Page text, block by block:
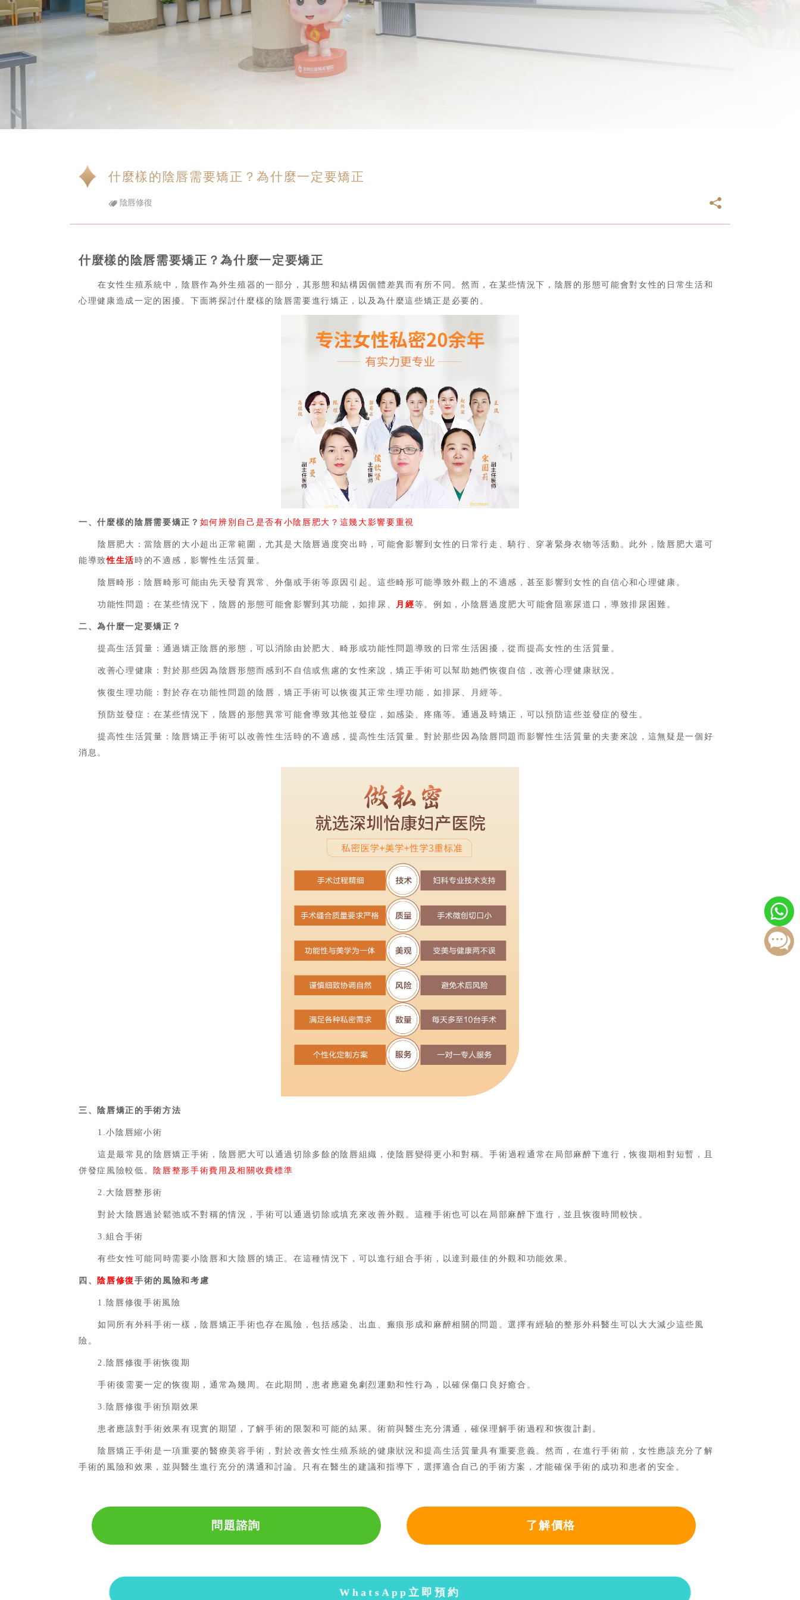
什麼樣的陰唇需要矯正？為什麼一定要矯正
陰唇修復
什麼樣的陰唇需要矯正？為什麼一定要矯正
在女性生殖系統中，陰唇作為外生殖器的一部分，其形態和結構因個體差異而有所不同。然而，在某些情況下，陰唇的形態可能會對女性的日常生活和
心理健康造成一定的困擾。下面將探討什麼樣的陰唇需要進行矯正，以及為什麼這些矯正是必要的。
一、什麼樣的陰唇需要矯正？ 如何辨別自己是否有小陰唇肥大？這幾大影響要重視
陰唇肥大：當陰唇的大小超出正常範圍，尤其是大陰唇過度突出時，可能會影響到女性的日常行走、騎行、穿著緊身衣物等活動。此外，陰唇肥大還可
能導致性生活 時的不適感，影響性生活質量。
陰唇畸形：陰唇畸形可能由先天發育異常、外傷或手術等原因引起。這些畸形可能導致外觀上的不適感，甚至影響到女性的自信心和心理健康。
功能性問題：在某些情況下，陰唇的形態可能會影響到其功能，如排尿、 月經等。例如，小陰唇過度肥大可能會阻塞尿道口，導致排尿困難。
二、為什麼一定要矯正？
提高生活質量：通過矯正陰唇的形態，可以消除由於肥大、畸形或功能性問題導致的日常生活困擾，從而提高女性的生活質量。
改善心理健康：對於那些因為陰唇形態而感到不自信或焦慮的女性來說，矯正手術可以幫助她們恢復自信，改善心理健康狀況。
恢復生理功能：對於存在功能性問題的陰唇，矯正手術可以恢復其正常生理功能，如排尿、月經等。
預防並發症：在某些情況下，陰唇的形態異常可能會導致其他並發症，如感染、疼痛等。通過及時矯正，可以預防這些並發症的發生。
提高性生活質量：陰唇矯正手術可以改善性生活時的不適感，提高性生活質量。對於那些因為陰唇問題而影響性生活質量的夫妻來說，這無疑是一個好
消息。
三、陰唇矯正的手術方法
1.小陰唇縮小術
這是最常見的陰唇矯正手術， 陰唇肥大可以 通過切除多餘的陰唇組織，使陰唇變得更小和對稱。手術過程通常在局部麻醉下進行，恢復期相對短暫，且
併發症風險較低。
陰唇整形手術費用及相關收費標準
2.大陰唇整形術
對於大陰唇過於鬆弛或不對稱的情況，手術可以通過切除或填充來改善外觀。這種手術也可以在局部麻醉下進行，並且恢復時間較快。
3.組合手術
有些女性可能同時需要小陰唇和大陰唇的矯正。在這種情況下，可以進行組合手術，以達到最佳的外觀和功能效果。
四、 陰唇修復手術的風險和考慮
1.陰唇修復手術風險
如同所有外科手術一樣，陰唇矯正手術也存在風險，包括感染、出血、瘢痕形成和麻醉相關的問題。選擇有經驗的整形外科醫生可以大大減少這些風
險。
2. 陰唇修復手術恢復期
手術後需要一定的恢復期，通常為幾周。在此期間，患者應避免劇烈運動和性行為，以確保傷口良好癒合。
3. 陰唇修復手術預期效果
患者應該對手術效果有現實的期望，了解手術的限製和可能的結果。術前與醫生充分溝通，確保理解手術過程和恢復計劃。
陰唇矯正手術是一項重要的醫療美容手術，對於改善女性生殖系統的健康狀況和提高生活質量具有重要意義。然而，在進行手術前，女性應該充分了解
手術的風險和效果，並與醫生進行充分的溝通和討論。只有在醫生的建議和指導下，選擇適合自己的手術方案，才能確保手術的成功和患者的安全。
問題諮詢 了解價格
WhatsApp立即預約